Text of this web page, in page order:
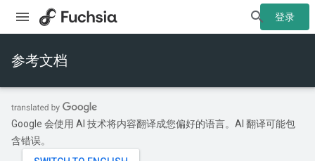
登录
参考文档
Google 会使用 AI 技术将内容翻译成您偏好的语言。AI 翻译可能包
含错误。